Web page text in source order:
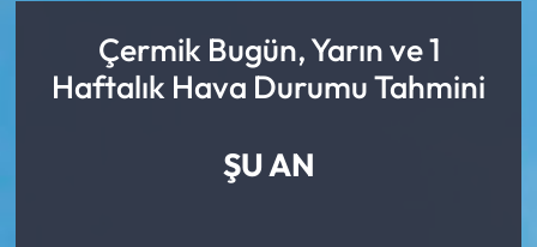
Çermik Bugün, Yarın ve 1
Haftalık Hava Durumu Tahmini
ŞU AN